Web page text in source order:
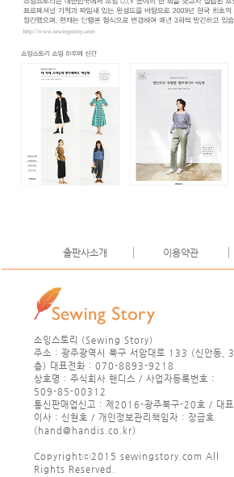
출판사소개 이용약관
소잉스토리 (Sewing Story)
주소 : 광주광역시 북구 서암대로 133 (신안동, 3
층) 대표전화 : 070-8893-9218
상호명 : 주식회사 핸디스 / 사업자등록번호 :
509-85-00312
통신판매업신고 : 제2016-광주북구-20호 / 대표
이사 : 신현호 / 개인정보관리책임자 : 장금호
(hand@handis.co.kr)
Copyrightⓒ2015 sewingstory.com All
Rights Reserved.